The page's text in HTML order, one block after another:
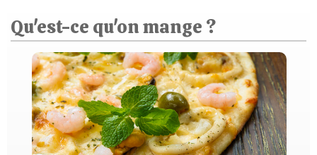
Qu'est-ce qu'on mange ?